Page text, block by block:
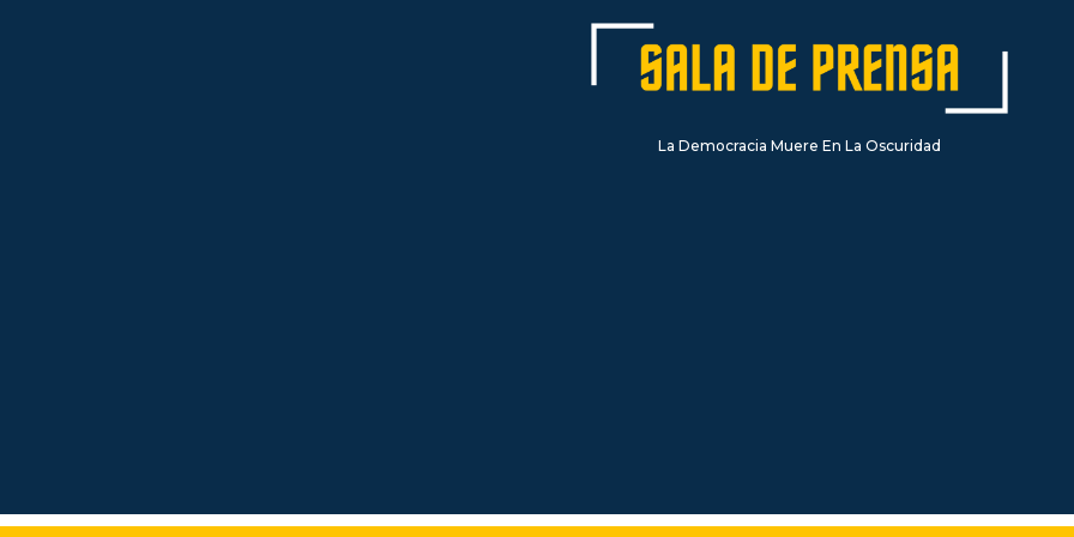
La Democracia Muere En La Oscuridad